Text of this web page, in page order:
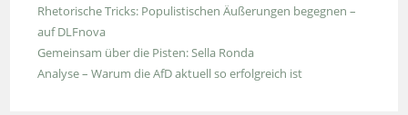
Rhetorische Tricks: Populistischen Äußerungen begegnen –
auf DLFnova
Gemeinsam über die Pisten: Sella Ronda
Analyse – Warum die AfD aktuell so erfolgreich ist